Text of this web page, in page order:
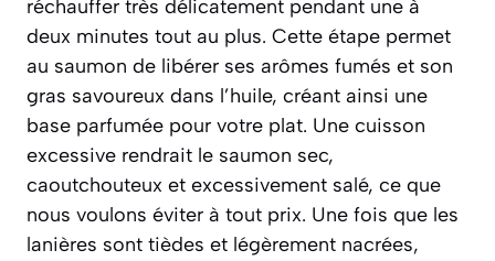
réchauffer très délicatement pendant une à
deux minutes tout au plus. Cette étape permet
au saumon de libérer ses arômes fumés et son
gras savoureux dans l’huile, créant ainsi une
base parfumée pour votre plat. Une cuisson
excessive rendrait le saumon sec,
caoutchouteux et excessivement salé, ce que
nous voulons éviter à tout prix. Une fois que les
lanières sont tièdes et légèrement nacrées,